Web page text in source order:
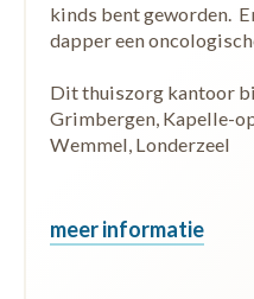
kinds bent geworden.
dapper een
Dit thuiszorg kantoor
Grimbergen, Kapelle-
Wemmel, Londerzeel
meer informatie